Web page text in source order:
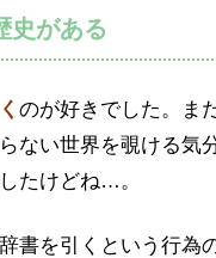
史がある
のが好きでした。ま
ない世界を覗ける気
たけどね…。
書を引くという行為